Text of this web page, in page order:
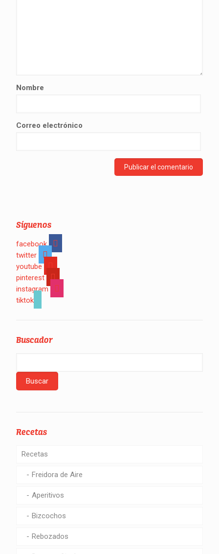
Nombre
Correo electrónico
Síguenos
facebook
twitter
youtube
pinterest
instagram
tiktok
Buscador
Recetas
Recetas
Freidora de Aire
Aperitivos
Bizcochos
Rebozados